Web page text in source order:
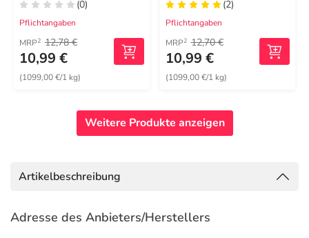
(0)
Pflichtangaben
MRP2 12,78 €
10,99 €
(1099,00 €/1 kg)
(2)
Pflichtangaben
MRP2 12,70 €
10,99 €
(1099,00 €/1 kg)
Weitere Produkte anzeigen
Artikelbeschreibung
Adresse des Anbieters/Herstellers